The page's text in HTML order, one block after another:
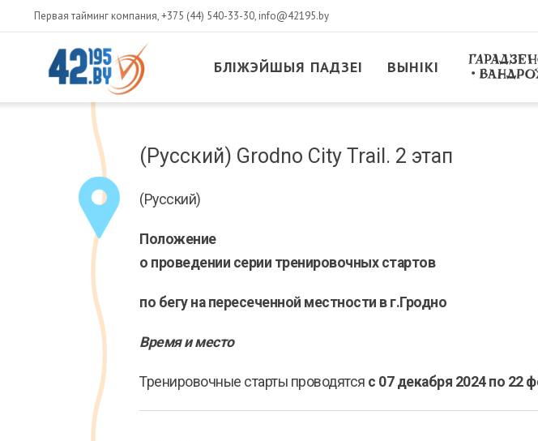
Первая тайминг компания,+375 (44) 540-33-30, info@42195.by
БЛІЖЭЙШЫЯ ПАДЗЕІ ВЫНІКІ
CONTENT
14,
(Русский) Grodno City Trail. 2 этап
(Русский)
Положение
о проведении серии тренировочных стартов
по бегу на пересеченной местности в г.Гродно
Время и место
Тренировочные старты проводятся с 07 декабря 2024 по 22